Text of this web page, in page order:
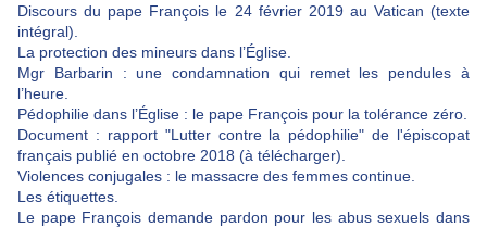
Discours du pape François le 24 février 2019 au Vatican (texte
intégral).
La protection des mineurs dans l’Église.
Mgr Barbarin : une condamnation qui remet les pendules à
l’heure.
Pédophilie dans l’Église : le pape François pour la tolérance zéro.
Document : rapport "Lutter contre la pédophilie" de l'épiscopat
français publié en octobre 2018 (à télécharger).
Violences conjugales : le massacre des femmes continue.
Les étiquettes.
Le pape François demande pardon pour les abus sexuels dans